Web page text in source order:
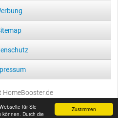
Zustimmen
für Sie
können. Durch die